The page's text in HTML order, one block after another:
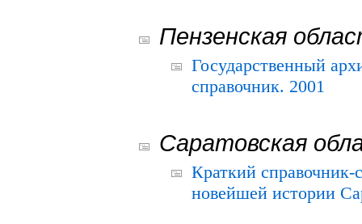
Пензенская
Государственный
справочник. 2001
Саратовская
Краткий
новейшей истории